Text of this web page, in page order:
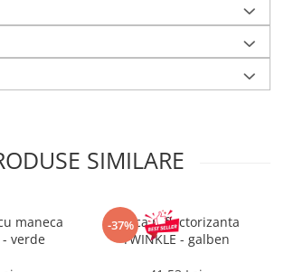
SIMILARE
maneca
verde
-37%
Sapca reflectorizanta
TWINKLE - galben